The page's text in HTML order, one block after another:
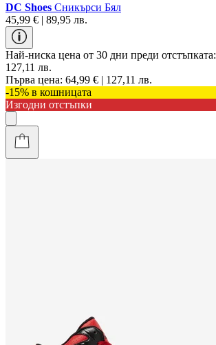
DC Shoes Сникърси Бял
45,99 € | 89,95 лв.
Най-ниска цена от 30 дни преди отстъпката:
127,11 лв.
Първа цена: 64,99 € | 127,11 лв.
-15% в кошницата
Изгодни отстъпки